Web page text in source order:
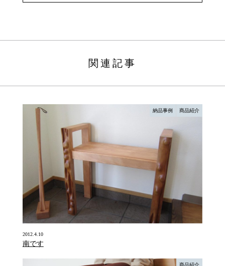
関連記事
納品事例 商品紹介
2012.4.10
南です
商品紹介